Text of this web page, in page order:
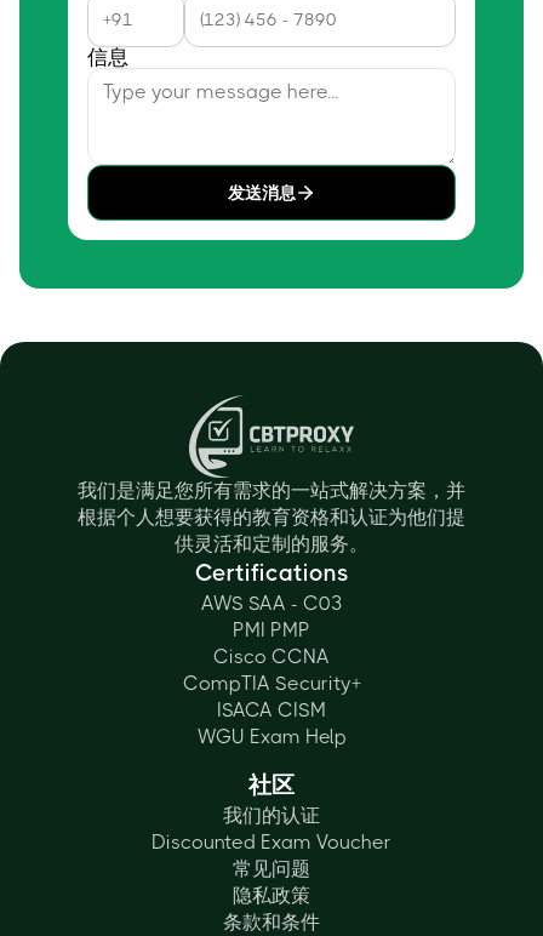
信息
发送消息
我们是满足您所有需求的一站式解决方案，并
根据个人想要获得的教育资格和认证为他们提
供灵活和定制的服务。
Certifications
AWS SAA - C03
PMI PMP
Cisco CCNA
CompTIA Security+
ISACA CISM
WGU Exam Help
社区
我们的认证
Discounted Exam Voucher
常见问题
隐私政策
条款和条件